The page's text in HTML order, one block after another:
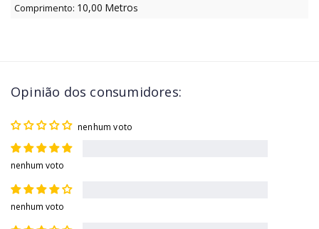
Comprimento: 10,00 Metros
Opinião dos consumidores:
nenhum voto
nenhum voto
nenhum voto